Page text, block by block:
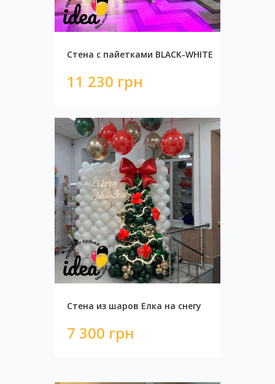
Vip фотозона черно-серебрянная
40 200 грн
Стена с пайетками BLACK-WHITE
11 230 грн
Стена из шаров Елка на снегу
7 300 грн